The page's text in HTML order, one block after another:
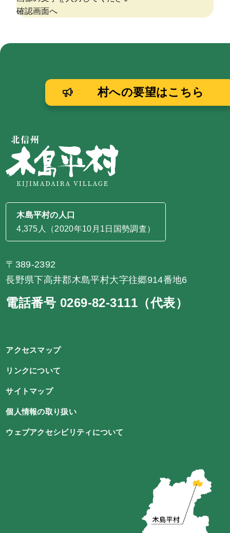
木島平村の人口
4,375人（2020年10月1日国勢調査）
〒389-2392
長野県下高井郡木島平村大字往郷914番地6
電話番号 0269-82-3111（代表）
村への要望はこちら
アクセスマップ
リンクについて
サイトマップ
個人情報の取り扱い
ウェブアクセシビリティについて